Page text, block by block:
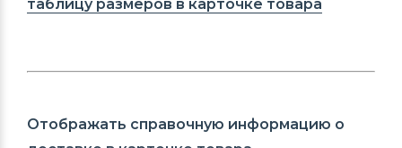
таблицу размеров в карточке товара
Отображать справочную информацию о